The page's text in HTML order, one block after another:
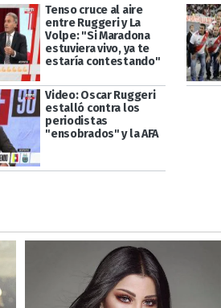
Tenso cruce al aire
entre Ruggeri y La
Volpe: "Si Maradona
estuviera vivo, ya te
estaría contestando"
Video: Oscar Ruggeri
estalló contra los
periodistas
"ensobrados" y la AFA